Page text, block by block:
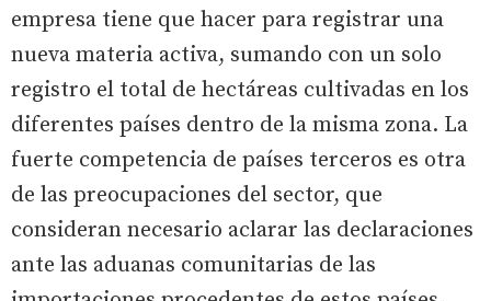
empresa tiene que hacer para registrar una
nueva materia activa, sumando con un solo
registro el total de hectáreas cultivadas en los
diferentes países dentro de la misma zona. La
fuerte competencia de países terceros es otra
de las preocupaciones del sector, que
consideran necesario aclarar las declaraciones
ante las aduanas comunitarias de las